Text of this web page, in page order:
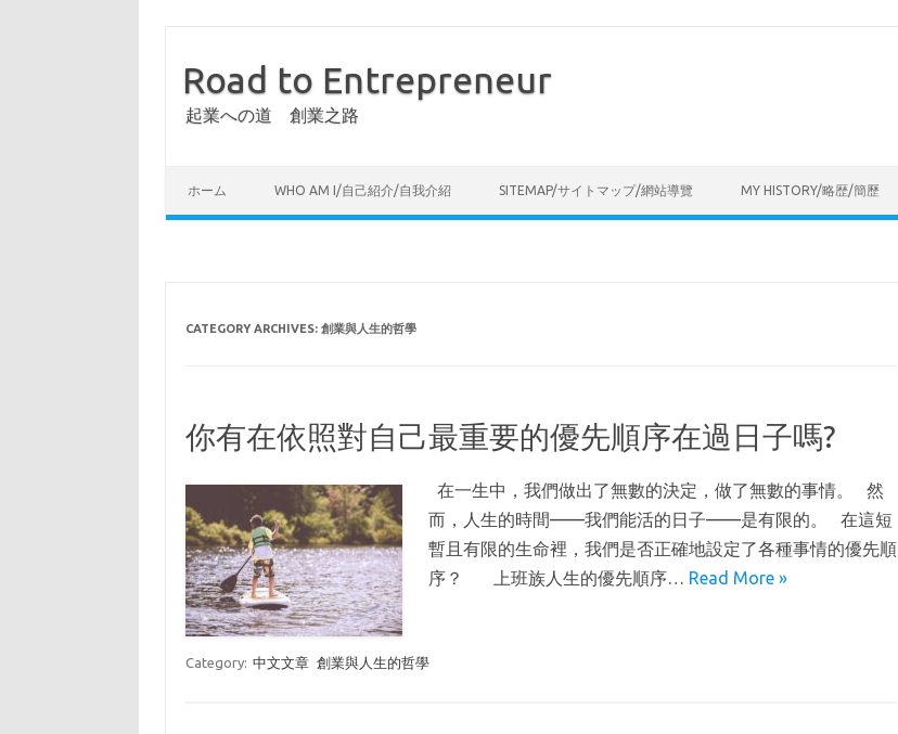
Road to Entrepreneur
起業への道 創業之路
ホーム WHO AM I/自己紹介/自我介紹 SITEMAP/サイトマップ/網站導覽 MY HISTORY/略歴/簡歷
CATEGORY ARCHIVES:創業與人生的哲學
你有在依照對自己最重要的優先順序在過日子嗎?
在一生中，我們做出了無數的決定，做了無數的事情。 然
而，人生的時間——我們能活的日子——是有限的。 在這短
暫且有限的生命裡，我們是否正確地設定了各種事情的優先順
序？ 上班族人生的優先順序… Read More »
Category: 中文文章 創業與人生的哲學